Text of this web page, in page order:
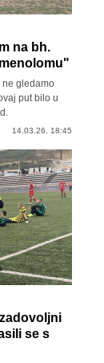
na bh.
ne gledamo
put bilo u
14.03.26. 18:45
se s